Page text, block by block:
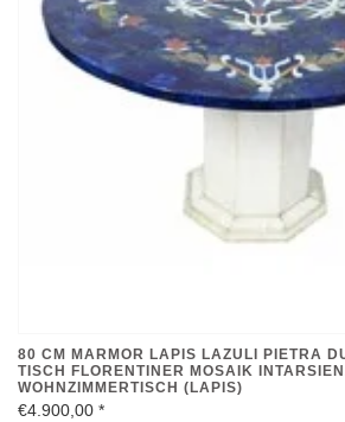
80 CM MARMOR LAPIS LAZULI PIETRA
TISCH FLORENTINER MOSAIK
WOHNZIMMERTISCH (LAPIS)
€4.900,00 *